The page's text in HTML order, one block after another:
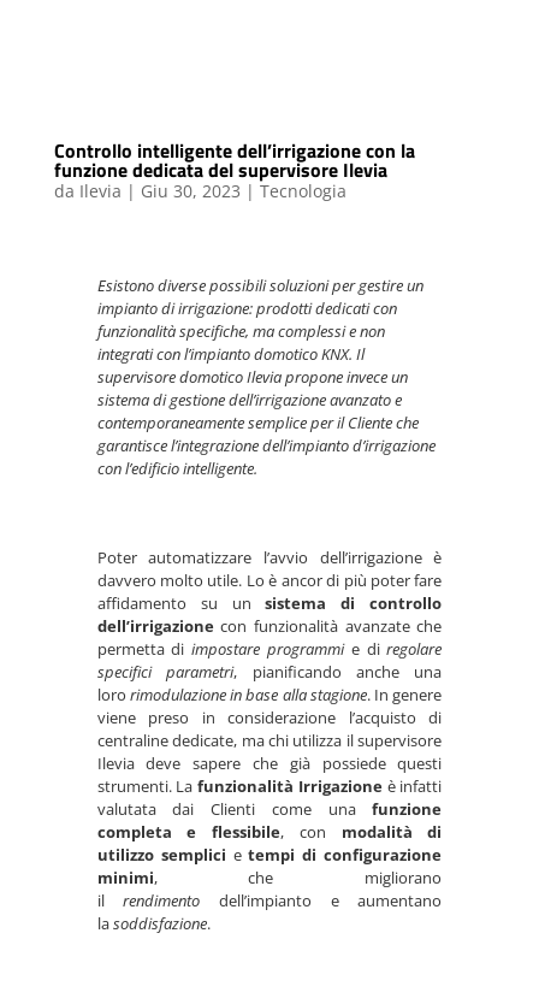
Controllo intelligente dell’irrigazione con la
funzione dedicata del supervisore Ilevia
da Ilevia | Giu 30, 2023 | Tecnologia
Esistono diverse possibili soluzioni per gestire un
impianto di irrigazione: prodotti dedicati con
funzionalità specifiche, ma complessi e non
integrati con l’impianto domotico KNX. Il
supervisore domotico Ilevia propone invece un
sistema di gestione dell’irrigazione avanzato e
contemporaneamente semplice per il Cliente che
garantisce l’integrazione dell’impianto d’irrigazione
con l’edificio intelligente.
Poter automatizzare l’avvio dell’irrigazione è
davvero molto utile. Lo è ancor di più poter fare
affidamento su unsistema di controllo
dell’irrigazionecon funzionalità avanzate che
permetta diimpostare programmie diregolare
specifici parametri, pianificando anche una
loro rimodulazione in base alla stagione. In genere
viene preso in considerazione l’acquisto di
centraline dedicate, ma chi utilizza il supervisore
Ilevia deve sapere che già possiede questi
strumenti. Lafunzionalità Irrigazioneè infatti
valutata dai Clienti come unafunzione
completa e flessibile, con modalità di
utilizzo semplici etempi di configurazione
minimi, che migliorano
ilrendimento dell’impianto e aumentano
lasoddisfazione.